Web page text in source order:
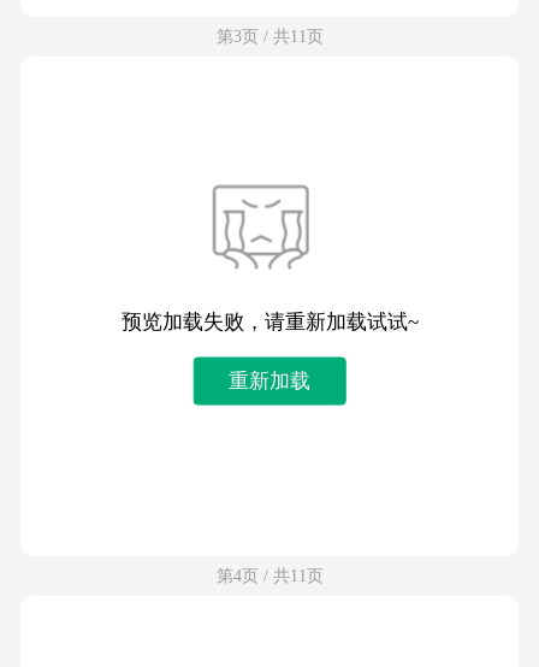
第3页 / 共11页
预览加载失败，请重新加载试试~
重新加载
第4页 / 共11页